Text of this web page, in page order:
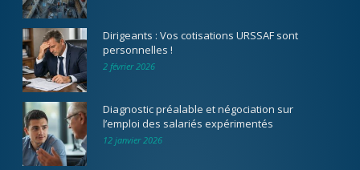
Dirigeants : Vos cotisations URSSAF sont
personnelles !
2 février 2026
Diagnostic préalable et négociation sur
l’emploi des salariés expérimentés
12 janvier 2026